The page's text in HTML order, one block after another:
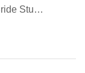
Moriel Beauty & Bride Studio